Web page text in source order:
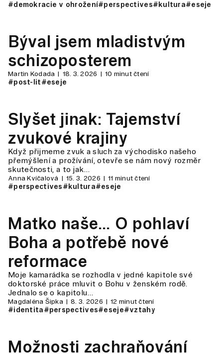
#demokracie v ohrožení#perspectives#kultura#eseje
Býval jsem mladistvým
schizoposterem
Martin Kodada 18. 3. 2026 10 minut čtení
#post-lit#eseje
Slyšet jinak: Tajemství
zvukové krajiny
Když přijmeme zvuk a sluch za východisko našeho
přemýšlení a prožívání, otevře se nám nový rozměr
skutečnosti, a to jak…
Anna Kvíčalová 15. 3. 2026 11 minut čtení
#perspectives#kultura#eseje
Matko naše… O pohlaví
Boha a potřebě nové
reformace
Moje kamarádka se rozhodla v jedné kapitole své
doktorské práce mluvit o Bohu v ženském rodě.
Jednalo se o kapitolu…
Magdaléna Šipka 8. 3. 2026 12 minut čtení
#identita#perspectives#eseje#vztahy
Možnosti zachraňování